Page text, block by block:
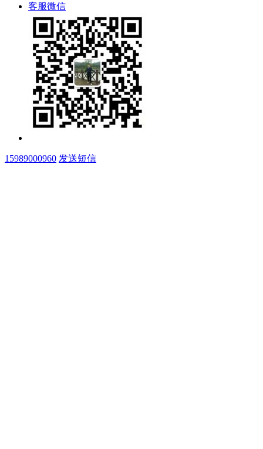
客服微信
15989000960 发送短信